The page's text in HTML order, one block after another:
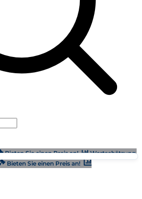
Bieten Sie einen Preis an!
Wertschätzung
Bieten Sie einen Preis an!